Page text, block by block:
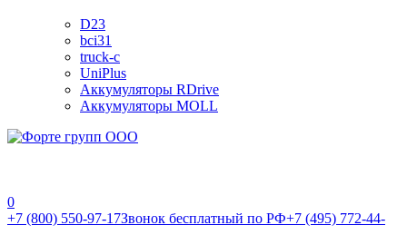
D23
bci31
truck-c
UniPlus
Аккумуляторы RDrive
Аккумуляторы MOLL
0
+7 (800) 550-97-17Звонок бесплатный по РФ+7 (495) 772-44-